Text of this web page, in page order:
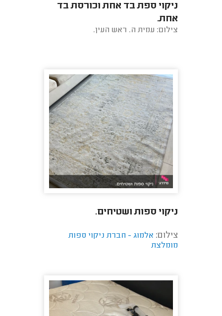
ניקוי ספת בד אחת וכורסת בד
אחת.
צילום: עמית ה. ראש העין.
ניקוי ספות ושטיחים.
צילום: אלמוג - חברת ניקוי ספות
מומלצת